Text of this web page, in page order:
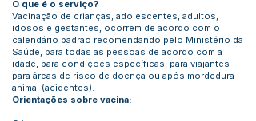
O que é o serviço?
Vacinação de crianças, adolescentes, adultos,
idosos e gestantes, ocorrem de acordo com o
calendário padrão recomendando pelo Ministério da
Saúde, para todas as pessoas de acordo com a
idade, para condições específicas, para viajantes
para áreas de risco de doença ou após mordedura
animal (acidentes).
Orientações sobre vacina: